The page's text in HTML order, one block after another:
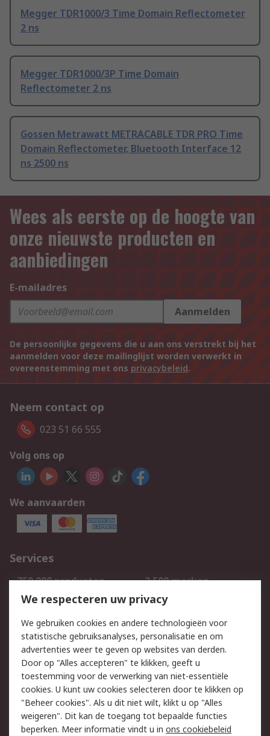
Megger TDR1000/3 Time Domain Reflectometer
2 ns
Megger TDR1000/3P Time Domain
Reflectometer 2 ns
Gossen Metrawatt METRACABLE TDR PRO Time
Domain Reflectometer, Bluetooth Interface 12
ns 2500 ns
Wees als eerste op de hoogte van
onze nieuwste producten en
aanbiedingen
E-mailadres
Aanmelden
De persoonlijke gegevens die u aan ons verstrekt bij het
aanmelden voor deze mailinglijst worden verwerkt in
overeenstemming met ons privacybeleid.
Neem contact op
023 51 66 555
Volg ons op
We aanvaarden
Services
750.000 producten
2.500 merken
Bestellen
Inkoopoplossingen
Track & Trace
Wettelijk
Cookiebeleid
Email veiligheid
Privacybeleid
Websitevoorwaarden
Algemene
verkoopvoorwaarden
We respecteren uw privacy
We gebruiken cookies en andere technologieën voor
statistische gebruiksanalyses, personalisatie en om
advertenties weer te geven op websites van derden.
Door op "Alles accepteren" te klikken, geeft u
toestemming voor de verwerking van niet-essentiële
cookies. U kunt uw cookies selecteren door te klikken op
"Beheer cookies". Als u dit niet wilt, klikt u op "Alles
weigeren". Dit kan de toegang tot bepaalde functies
beperken. Meer informatie vindt u in ons cookiebeleid